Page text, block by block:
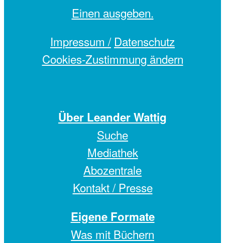
Einen ausgeben.
Impressum / Datenschutz
Cookies-Zustimmung ändern
Über Leander Wattig
Suche
Mediathek
Abozentrale
Kontakt / Presse
Eigene Formate
Was mit Büchern